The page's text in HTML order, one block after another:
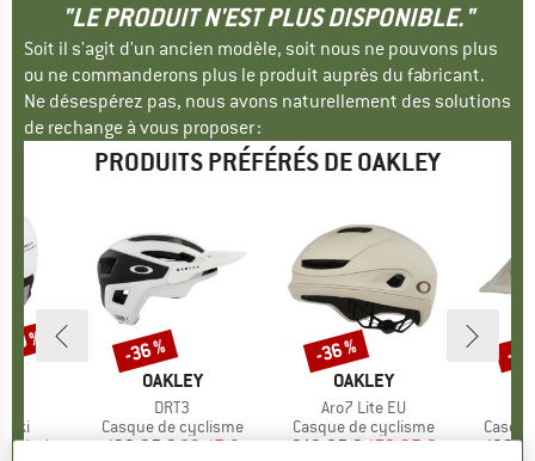
"LE PRODUIT N'EST PLUS DISPONIBLE."
Soit il s'agit d'un ancien modèle, soit nous ne pouvons plus
ou ne commanderons plus le produit auprès du fabricant.
Ne désespérez pas, nous avons naturellement des solutions
de rechange à vous proposer :
PRODUITS PRÉFÉRÉS DE OAKLEY
ski
réduit
de
%
MARQUE
OAKLEY
Article
DRT3
Product group
Casque de cyclisme
Prix
129,95 €Prix réduit
83,17 €
Remise
-36 %
MARQUE
OAKLEY
Article
Aro7 Lite EU
Product group
Casque de cyclisme
Prix
249,95 € Prix réduit
159,97 €
Remise
-36 % -